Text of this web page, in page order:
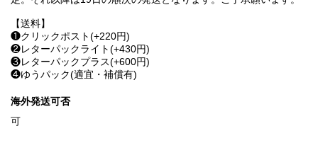
Alex Stewart
The Culture of Boxing: Sensation and Affect
Kath Woodward
487
Book Reviews
Stephen Wagg and Dave Russell (eds), Sporting Heroes of the
North: Sport, Religion and Culture
Robert Colls
504
【送料】
❶クリックポスト(+220円)
❷レターパックライト(+430円)
❸レターパックプラス(+600円)
❹ゆうパック(適宜・補償有)
海外発送可否
可